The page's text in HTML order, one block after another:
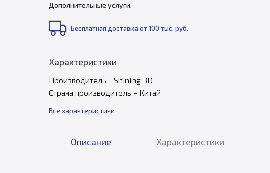
Дополнительные услуги:
Бесплатная доставка от 100 тыс. руб.
Характеристики
Производитель - Shining 3D
Страна производитель - Китай
Все характеристики
Описание Характеристики